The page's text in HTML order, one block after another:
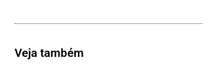
Veja também